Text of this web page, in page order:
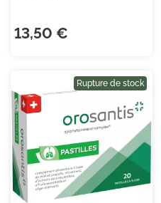
13,50 €
Rupture de stock